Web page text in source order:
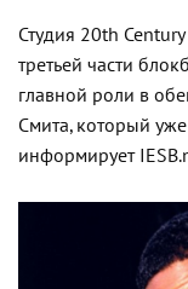
Студия 20th
третьей части
главной роли в
Смита, который
информирует